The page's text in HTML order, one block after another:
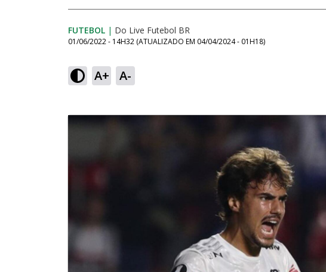
FUTEBOL | Do Live Futebol BR
01/06/2022 - 14H32 (ATUALIZADO EM 04/04/2024 - 01H18)
A+ A-